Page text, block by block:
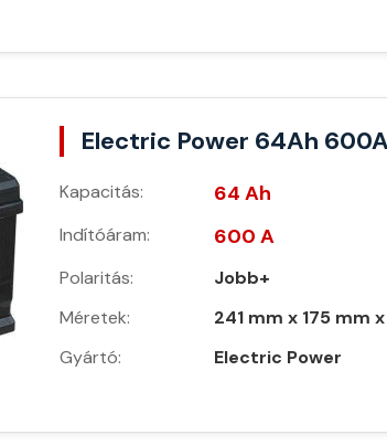
Electric Power 64Ah
Kapacitás: 64 Ah
Indítóáram: 600 A
Polaritás:
Jobb+
Méretek:
241 mm x 175 mm
Gyártó:
Electric Power